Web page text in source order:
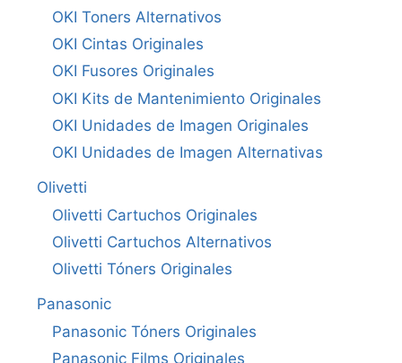
OKI Toners Alternativos
OKI Cintas Originales
OKI Fusores Originales
OKI Kits de Mantenimiento Originales
OKI Unidades de Imagen Originales
OKI Unidades de Imagen Alternativas
Olivetti
Olivetti Cartuchos Originales
Olivetti Cartuchos Alternativos
Olivetti Tóners Originales
Panasonic
Panasonic Tóners Originales
Panasonic Films Originales